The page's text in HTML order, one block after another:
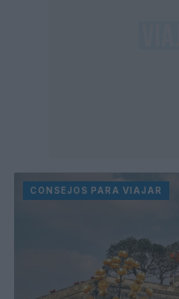
CONSEJOS PARA VIAJAR